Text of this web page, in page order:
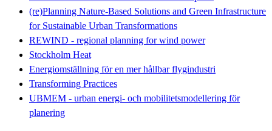
(re)Planning Nature-Based Solutions and Green Infrastructure
for Sustainable Urban Transformations
REWIND - regional planning for wind power
Stockholm Heat
Energiomställning för en mer hållbar flygindustri
Transforming Practices
UBMEM - urban energi- och mobilitetsmodellering för
planering